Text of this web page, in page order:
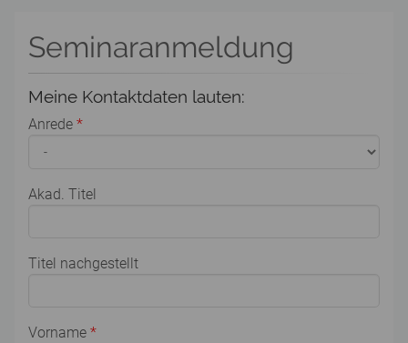
Seminaranmeldung
Meine Kontaktdaten lauten:
Anrede *
Akad. Titel
Titel nachgestellt
Vorname *